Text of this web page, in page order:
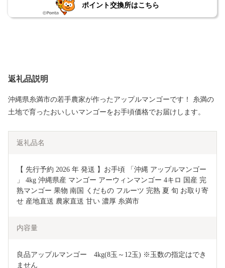
ポイント交換所はこちら
返礼品説明
沖縄県糸満市の若手農家が作ったアップルマンゴーです！ 糸満の
土地で育ったおいしいマンゴーをお手頃価格でお届けします。
返礼品名
【 先行予約 2026 年 発送 】お手頃 「沖縄 アップルマンゴー
」 4kg 沖縄県産 マンゴー アーウィンマンゴー 4キロ 国産 完
熟マンゴー 果物 南国 くだもの フルーツ 完熟 夏 旬 お取り寄
せ 産地直送 農家直送 甘い 濃厚 糸満市
内容量
良品アップルマンゴー　4kg(8玉～12玉) ※玉数の指定はでき
ません